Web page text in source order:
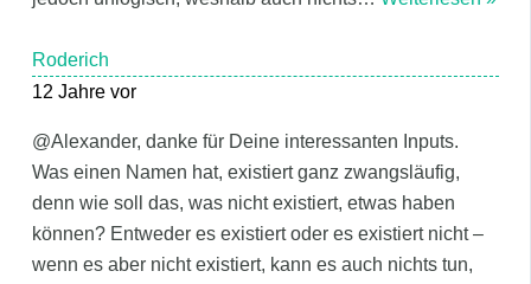
Roderich
12 Jahre vor
@Alexander, danke für Deine interessanten Inputs.
Was einen Namen hat, existiert ganz zwangsläufig,
denn wie soll das, was nicht existiert, etwas haben
können? Entweder es existiert oder es existiert nicht –
wenn es aber nicht existiert, kann es auch nichts tun,